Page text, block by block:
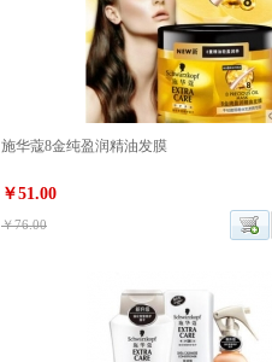
施华蔻8金纯盈润精油发膜
￥51.00
￥76.00